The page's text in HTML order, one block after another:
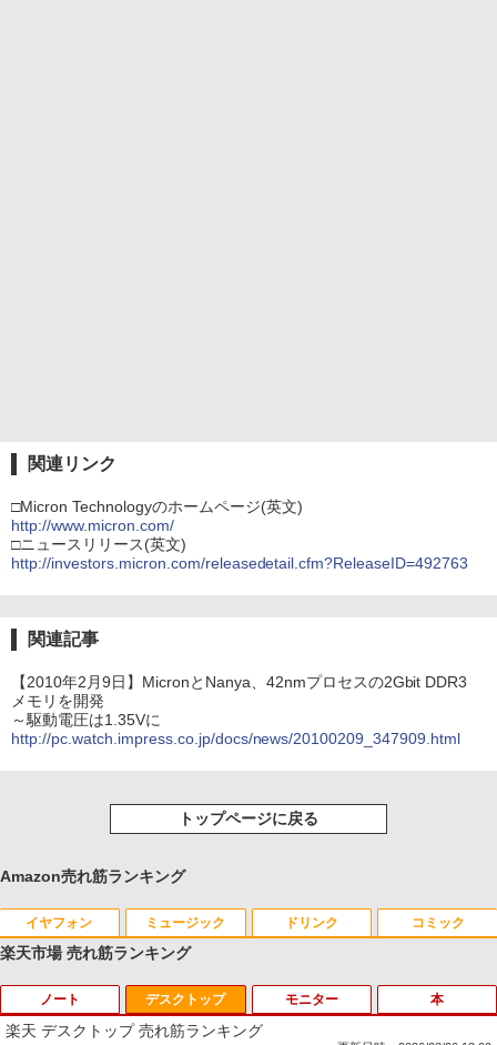
関連リンク
□Micron Technologyのホームページ(英文)
http://www.micron.com/
□ニュースリリース(英文)
http://investors.micron.com/releasedetail.cfm?ReleaseID=492763
関連記事
【2010年2月9日】MicronとNanya、42nmプロセスの2Gbit DDR3
メモリを開発
～駆動電圧は1.35Vに
http://pc.watch.impress.co.jp/docs/news/20100209_347909.html
トップページに戻る
Amazon売れ筋ランキング
イヤフォン
Anker Soundcore P40i オフホワイト
ミュージック
BRUCE WAYNE feat. Flo Milli, ATL Jacob
[Explicit]
ドリンク
by Amazon 天然水 ラベルレス 500ml ×24本
富士山の天然水 バナジウム含有 水 ミネラル
ウォーター ペットボトル 静岡県産 500ミリリ
コミック
薬屋のひとりごと 17巻 (デジタル版ビッグガ
ンガンコミックス)
楽天市場 売れ筋ランキング
ノート デスクトップ
楽天 デスクトップ 売れ筋ランキング
モニター 本